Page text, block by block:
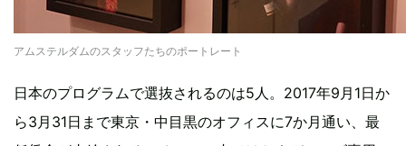
アムステルダムのスタッフたちのポートレート
日本のプログラムで選抜されるのは5人。2017年9月1日か
ら3月31日まで東京・中目黒のオフィスに7か月通い、最